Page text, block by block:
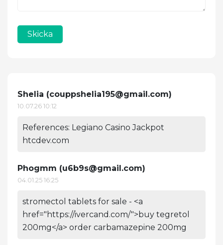
Skicka
Shelia (couppshelia195@gmail.com)
10.07.26 10:12
References: Legiano Casino Jackpot
htcdev.com
Phogmm (u6b9s@gmail.com)
04.01.25 16:25
stromectol tablets for sale - <a
href="https://ivercand.com/">buy tegretol
200mg</a> order carbamazepine 200mg